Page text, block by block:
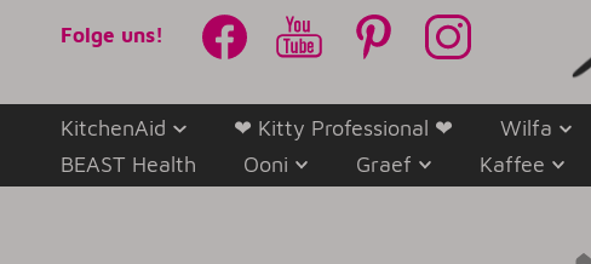
Folge uns!
KitchenAid ❤ Kitty Professional ❤ Wilfa
BEAST Health
Ooni Graef Kaffee